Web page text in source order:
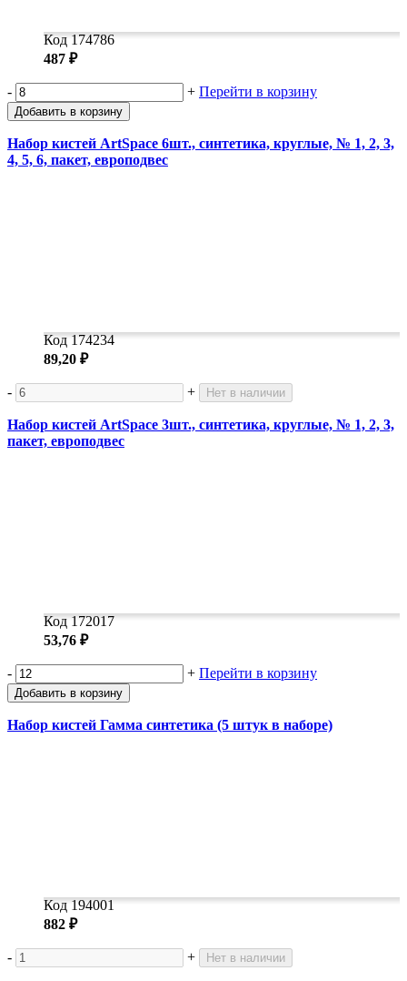
Код 174786
487 ₽
- + Перейти в корзину
Добавить в корзину
Набор кистей ArtSpace 6шт., синтетика, круглые, № 1, 2, 3,
4, 5, 6, пакет, европодвес
Код 174234
89,20 ₽
- + Нет в наличии
Набор кистей ArtSpace 3шт., синтетика, круглые, № 1, 2, 3,
пакет, европодвес
Код 172017
53,76 ₽
- + Перейти в корзину
Добавить в корзину
Набор кистей Гамма синтетика (5 штук в наборе)
Код 194001
882 ₽
- + Нет в наличии